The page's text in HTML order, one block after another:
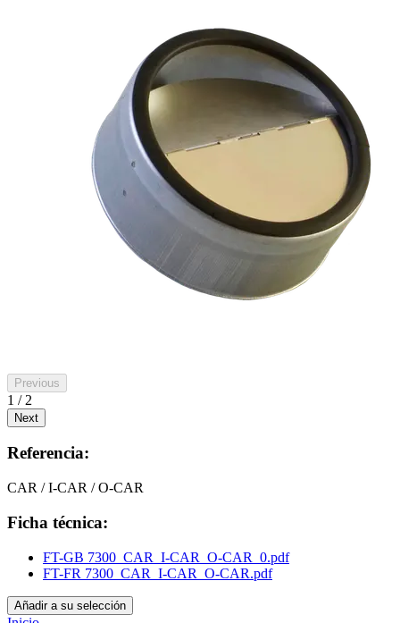
Previous
1 / 2
Next
Referencia:
CAR / I-CAR / O-CAR
Ficha técnica:
FT-GB 7300_CAR_I-CAR_O-CAR_0.pdf
FT-FR 7300_CAR_I-CAR_O-CAR.pdf
Añadir a su selección